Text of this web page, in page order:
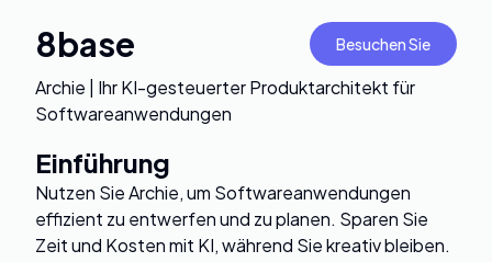
8base Besuchen Sie
Archie | Ihr KI-gesteuerter Produktarchitekt für
Softwareanwendungen
Einführung
Nutzen Sie Archie, um Softwareanwendungen
effizient zu entwerfen und zu planen. Sparen Sie
Zeit und Kosten mit KI, während Sie kreativ bleiben.